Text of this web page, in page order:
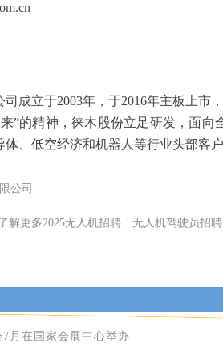
司成立于2003年，于2016年主板上
”的精神，徕木股份立足研发，面
体、低空经济和机器人等行业头部客
公司
解更多2025无人机招聘、无人机驾驶员招
月在国家会展中心举办